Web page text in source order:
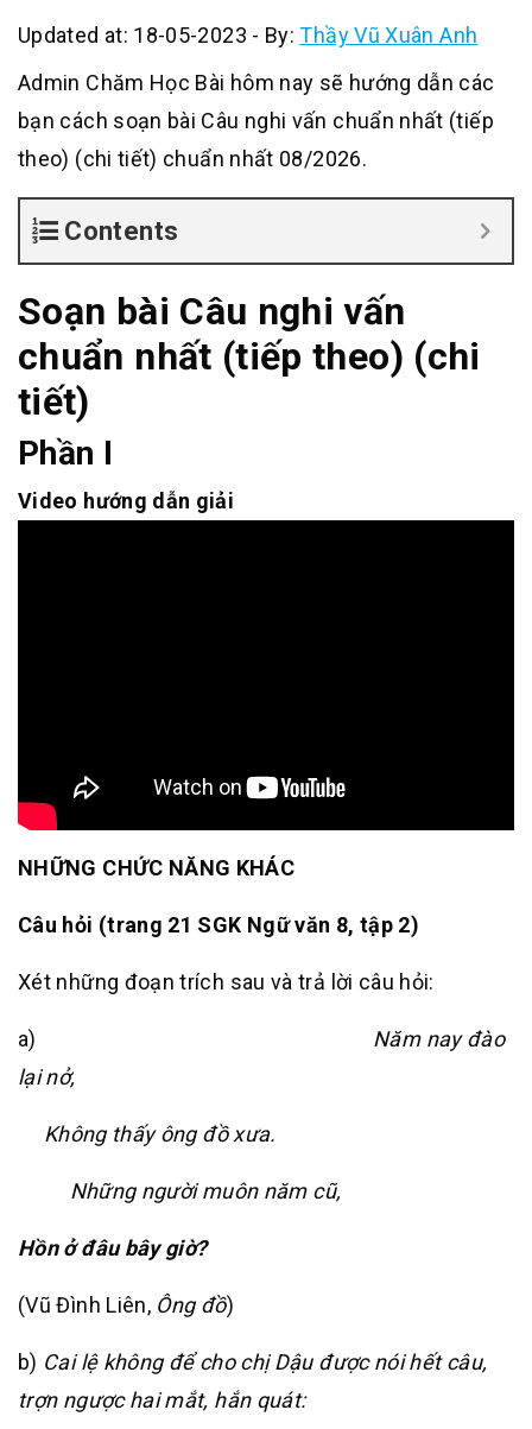
Updated at: 18-05-2023 - By:Thầy Vũ Xuân Anh
Admin Chăm Học Bài hôm nay sẽ hướng dẫn các
bạn cách soạn bài Câu nghi vấn chuẩn nhất (tiếp
theo) (chi tiết) chuẩn nhất 08/2026.
Contents
Soạn bài Câu nghi vấn
chuẩn nhất (tiếp theo) (chi
tiết)
Phần I
Video hướng dẫn giải
NHỮNG CHỨC NĂNG KHÁC
Câu hỏi (trang 21 SGK Ngữ văn 8, tập 2)
Xét những đoạn trích sau và trả lời câu hỏi:
a) Năm nay đào
lại nở,
Không thấy ông đồ xưa.
Những người muôn năm cũ,
Hồn ở đâu bây giờ?
(Vũ Đình Liên, Ông đồ)
b) Cai lệ không để cho chị Dậu được nói hết câu,
trợn ngược hai mắt, hắn quát: